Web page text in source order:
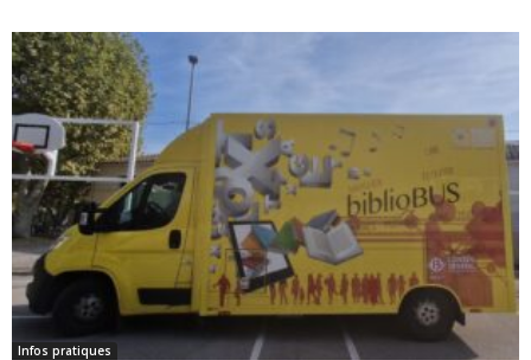
Infos pratiques